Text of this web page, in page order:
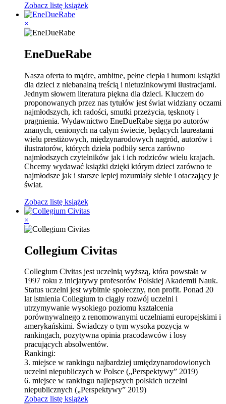
Zobacz listę książek
×
EneDueRabe
Nasza oferta to mądre, ambitne, pełne ciepła i humoru książki
dla dzieci z niebanalną treścią i nietuzinkowymi ilustracjami.
Jednym słowem literatura piękna dla dzieci. Kluczem do
proponowanych przez nas tytułów jest świat widziany oczami
najmłodszych, ich radości, smutki przeżycia, tęsknoty i
pragnienia. Wydawnictwo EneDueRabe sięga po autorów
znanych, cenionych na całym świecie, będących laureatami
wielu prestiżowych, międzynarodowych nagród, autorów i
ilustratorów, których dzieła podbiły serca zarówno
najmłodszych czytelników jak i ich rodziców wielu krajach.
Chcemy wydawać książki dzięki którym dzieci zarówno te
najmłodsze jak i starsze lepiej rozumiały siebie i otaczający je
świat.
Zobacz listę książek
×
Collegium Civitas
Collegium Civitas jest uczelnią wyższą, która powstała w
1997 roku z inicjatywy profesorów Polskiej Akademii Nauk.
Status uczelni jest wybitnie społeczny, non profit. Ponad 20
lat istnienia Collegium to ciągły rozwój uczelni i
utrzymywanie wysokiego poziomu kształcenia
porównywalnego z renomowanymi uczelniami europejskimi i
amerykańskimi. Świadczy o tym wysoka pozycja w
rankingach, pozytywna opinia pracodawców i losy
pracujących absolwentów.
Rankingi:
3. miejsce w rankingu najbardziej umiędzynarodowionych
uczelni niepubliczych w Polsce („Perspektywy” 2019)
6. miejsce w rankingu najlepszych polskich uczelni
niepublicznych („Perspektywy” 2019)
Zobacz listę książek